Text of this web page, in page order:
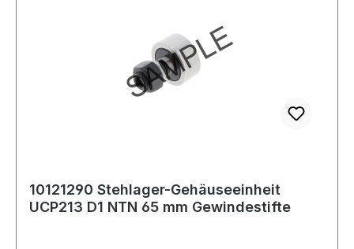
10121290 Stehlager-Gehäuseeinheit
UCP213 D1 NTN 65 mm Gewindestifte